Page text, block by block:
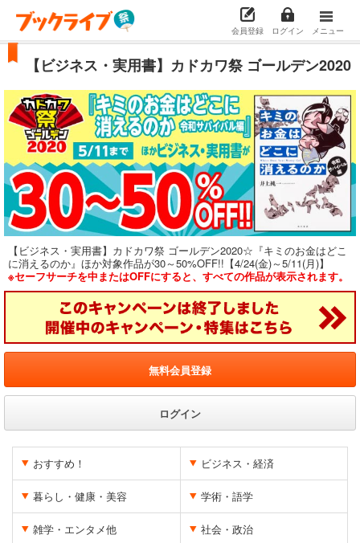
会員登録 ログイン メニュー
【ビジネス・実用書】カドカワ祭 ゴールデン2020
【ビジネス・実用書】カドカワ祭 ゴールデン2020☆『キミのお金はどこ
に消えるのか』ほか対象作品が30～50%OFF!!【4/24(金)～5/11(月)】
※セーフサーチを中またはOFFにすると、すべての作品が表示されます。
無料会員登録
ログイン
おすすめ！ ビジネス・経済
暮らし・健康・美容 学術・語学
雑学・エンタメ他 社会・政治